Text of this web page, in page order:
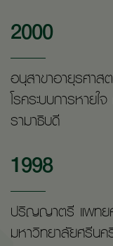
2000
อนุสาขาอายุรศาสต
โรคระบบการหาย
รามาธิบดี
1998
ปริญญาตรี แพทย
มหาวิทยาลัยศรีน